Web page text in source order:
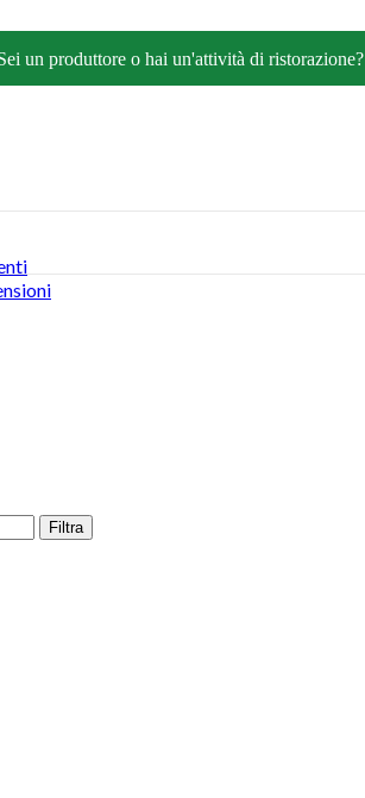
un produttore o hai un'attività di ristorazione?
Filtra